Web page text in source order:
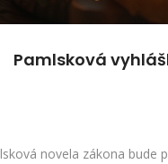
Pamlsková
novela zákona